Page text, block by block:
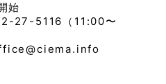
始
27-5116（11:00〜